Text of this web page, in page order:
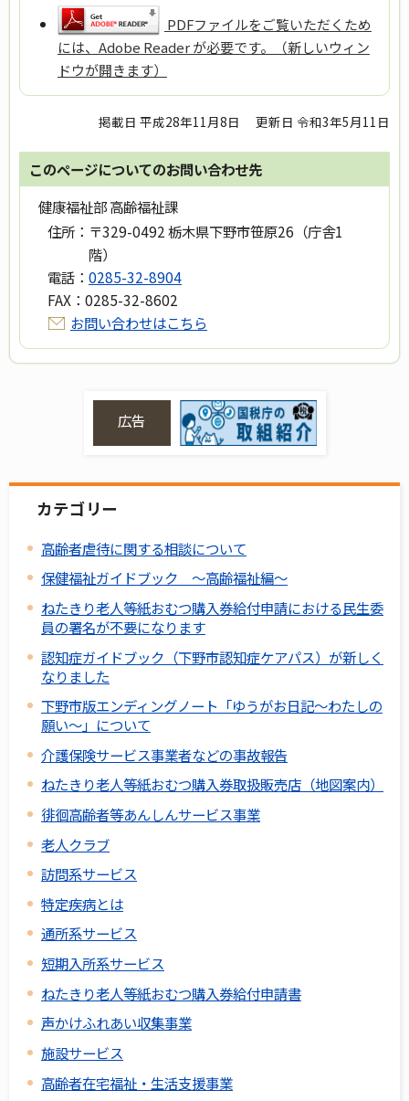
PDFファイルをご覧いただくため
には、Adobe Reader が必要です。（新しいウィン
ドウが開きます）
掲載日 平成28年11月8日 更新日 令和3年5月11日
このページについてのお問い合わせ先
健康福祉部 高齢福祉課
住所： 〒329-0492 栃木県下野市笹原26（庁舎1
階）
電話： 0285-32-8904
FAX： 0285-32-8602
お問い合わせはこちら
広告
カテゴリー
高齢者虐待に関する相談について
保健福祉ガイドブック ～高齢福祉編～
ねたきり老人等紙おむつ購入券給付申請における民生委
員の署名が不要になります
認知症ガイドブック（下野市認知症ケアパス）が新しく
なりました
下野市版エンディングノート「ゆうがお日記～わたしの
願い～」について
介護保険サービス事業者などの事故報告
ねたきり老人等紙おむつ購入券取扱販売店（地図案内）
徘徊高齢者等あんしんサービス事業
老人クラブ
訪問系サービス
特定疾病とは
通所系サービス
短期入所系サービス
ねたきり老人等紙おむつ購入券給付申請書
声かけふれあい収集事業
施設サービス
高齢者在宅福祉・生活支援事業